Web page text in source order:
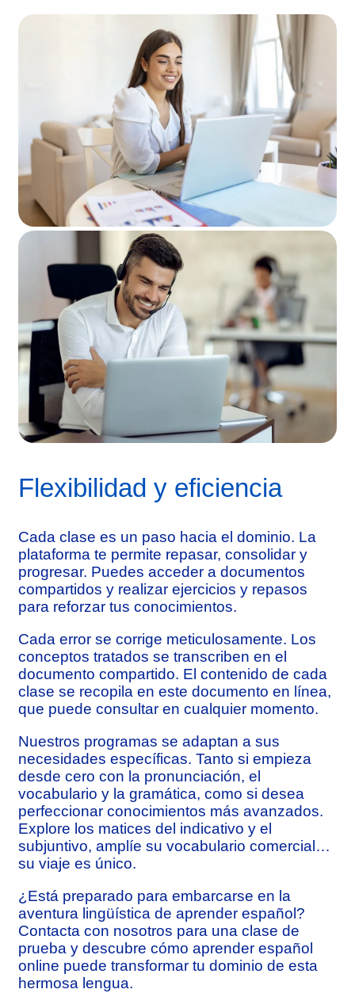
Flexibilidad y eficiencia
Cada clase es un paso hacia el dominio. La
plataforma te permite repasar, consolidar y
progresar. Puedes acceder a documentos
compartidos y realizar ejercicios y repasos
para reforzar tus conocimientos.
Cada error se corrige meticulosamente. Los
conceptos tratados se transcriben en el
documento compartido. El contenido de cada
clase se recopila en este documento en línea,
que puede consultar en cualquier momento.
Nuestros programas se adaptan a sus
necesidades específicas. Tanto si empieza
desde cero con la pronunciación, el
vocabulario y la gramática, como si desea
perfeccionar conocimientos más avanzados.
Explore los matices del indicativo y el
subjuntivo, amplíe su vocabulario comercial…
su viaje es único.
¿Está preparado para embarcarse en la
aventura lingüística de aprender español?
Contacta con nosotros para una clase de
prueba y descubre cómo aprender español
online puede transformar tu dominio de esta
hermosa lengua.